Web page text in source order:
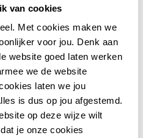
van cookies
Met cookies maken we
voor jou. Denk aan
website goed laten werken
we de website
laten we jou
is dus op jou afgestemd.
op deze wijze wilt
je onze cookies